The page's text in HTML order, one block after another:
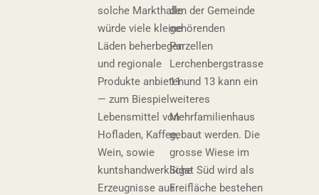
solche Markthalle
würde viele kleine
Läden beherbegen
und regionale
Produkte anbieten
— zum Biespiel
Lebensmittel von
Hofladen, Kaffee,
Wein, sowie
kuntshandwerkliche
Erzeugnisse aus
den der Gemeinde
gehörenden
Parzellen
Lerchenbergstrasse
11 und 13 kann ein
weiteres
Mehrfamilienhaus
gebaut werden. Die
grosse Wiese im
Sigst Süd wird als
Freifläche bestehen